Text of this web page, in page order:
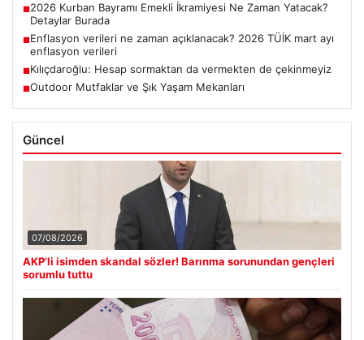
■2026 Kurban Bayramı Emekli İkramiyesi Ne Zaman Yatacak?
Detaylar Burada
■Enflasyon verileri ne zaman açıklanacak? 2026 TÜİK mart ayı
enflasyon verileri
■Kılıçdaroğlu: Hesap sormaktan da vermekten de çekinmeyiz
■Outdoor Mutfaklar ve Şık Yaşam Mekanları
Güncel
07/08/2026
AKP’li isimden skandal sözler! Barınma sorunundan gençleri
sorumlu tuttu